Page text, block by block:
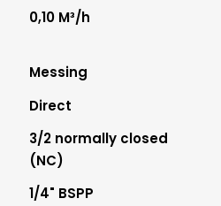
0,10 M³/h
Messing
Direct
3/2 normally closed
(NC)
1/4" BSPP